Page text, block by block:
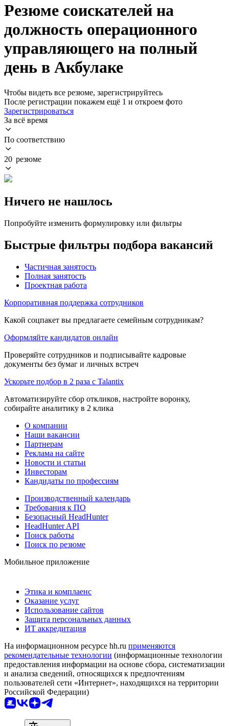
Резюме соискателей на
должность операционного
управляющего на полный
день в Акбулаке
Чтобы видеть все резюме, зарегистрируйтесь
После регистрации покажем ещё 1 и откроем фото
Зарегистрироваться
За всё время
По соответствию
20 резюме
Ничего не нашлось
Попробуйте изменить формулировку или фильтры
Быстрые фильтры подбора вакансий
Частичная занятость
Полная занятость
Проектная работа
Корпоративная поддержка сотрудников
Какой соцпакет вы предлагаете семейным сотрудникам?
Оформляйте кандидатов онлайн
Проверяйте сотрудников и подписывайте кадровые
документы без бумаг и личных встреч
Ускорьте подбор в 2 раза с Talantix
Автоматизируйте сбор откликов, настройте воронку,
собирайте аналитику в 2 клика
О компании
Наши вакансии
Партнерам
Реклама на сайте
Новости и статьи
Инвесторам
Кандидаты по профессиям
Производственный календарь
Требования к ПО
Безопасный HeadHunter
HeadHunter API
Поиск работы
Поиск по резюме
Мобильное приложение
Этика и комплаенс
Оказание услуг
Использование сайтов
Защита персональных данных
ИТ аккредитация
На информационном ресурсе hh.ru применяются
рекомендательные технологии (информационные технологии
предоставления информации на основе сбора, систематизации
и анализа сведений, относящихся к предпочтениям
пользователей сети «Интернет», находящихся на территории
Российской Федерации)